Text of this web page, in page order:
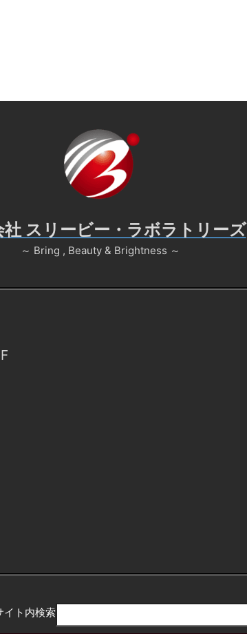
社 スリービー・ラボラトリーズ
～ Bring , Beauty & Brightness ～
イト内検索